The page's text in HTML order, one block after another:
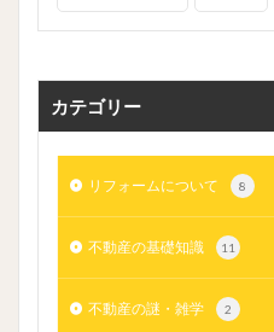
カテゴリー
リフォームについて 8
不動産の基礎知識 11
不動産の謎・雑学 2